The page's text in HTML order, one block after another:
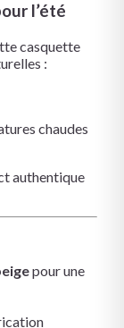
l’été
casquette
:
chaudes
authentique
pour une